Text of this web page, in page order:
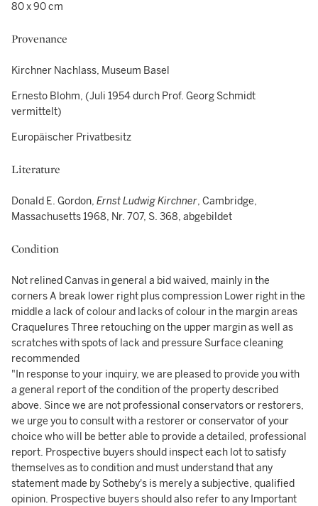
80 x 90 cm
Provenance
Kirchner Nachlass, Museum Basel
Ernesto Blohm, (Juli 1954 durch Prof. Georg Schmidt
vermittelt)
Europäischer Privatbesitz
Literature
Donald E. Gordon, Ernst Ludwig Kirchner, Cambridge,
Massachusetts 1968, Nr. 707, S. 368, abgebildet
Condition
Not relined Canvas in general a bid waived, mainly in the
corners A break lower right plus compression Lower right in the
middle a lack of colour and lacks of colour in the margin areas
Craquelures Three retouching on the upper margin as well as
scratches with spots of lack and pressure Surface cleaning
recommended
"In response to your inquiry, we are pleased to provide you with
a general report of the condition of the property described
above. Since we are not professional conservators or restorers,
we urge you to consult with a restorer or conservator of your
choice who will be better able to provide a detailed, professional
report. Prospective buyers should inspect each lot to satisfy
themselves as to condition and must understand that any
statement made by Sotheby's is merely a subjective, qualified
opinion. Prospective buyers should also refer to any Important